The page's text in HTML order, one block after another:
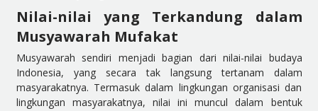
Nilai-nilai yang Terkandung dalam
Musyawarah Mufakat
Musyawarah sendiri menjadi bagian dari nilai-nilai budaya
Indonesia, yang secara tak langsung tertanam dalam
masyarakatnya. Termasuk dalam lingkungan organisasi dan
lingkungan masyarakatnya, nilai ini muncul dalam bentuk